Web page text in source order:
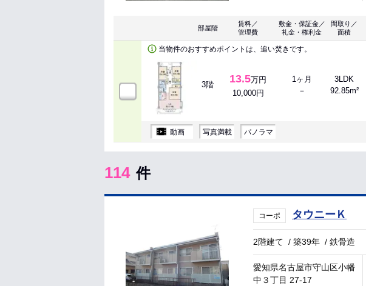
部屋階
賃料／
管理費
敷金・保証金／
礼金・権利金
間取り／
面積
当物件のおすすめポイントは、追い焚きです。
3階 13.5万円
10,000円
1ヶ月
－
3LDK
92.85m²
動画 写真満載 パノラマ
114 件
コーポ タウニーＫ
2階建て /築39年 /鉄骨造
愛知県名古屋市守山区小幡
中３丁目 27-17